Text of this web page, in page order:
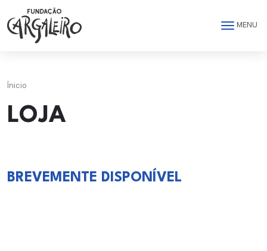
Saltar para o conteúdo principal da página
MENU
Ínicio
LOJA
BREVEMENTE DISPONÍVEL